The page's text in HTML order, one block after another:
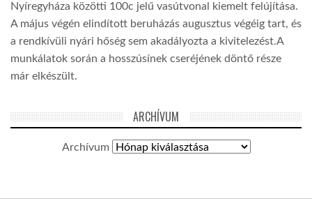
Nyíregyháza közötti 100c jelű vasútvonal kiemelt felújítása.
A május végén elindított beruházás augusztus végéig tart, és
a rendkívüli nyári hőség sem akadályozta a kivitelezést.A
munkálatok során a hosszúsínek cseréjének döntő része
már elkészült.
ARCHÍVUM
Archívum